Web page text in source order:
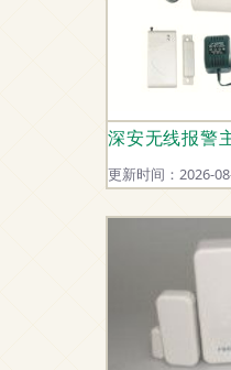
深安无线报警
更新时间：2026-